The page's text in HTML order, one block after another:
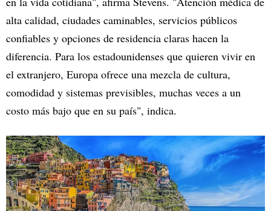
alta calidad, ciudades caminables, servicios públicos
confiables y opciones de residencia claras hacen la
diferencia. Para los estadounidenses que quieren vivir en
el extranjero, Europa ofrece una mezcla de cultura,
comodidad y sistemas previsibles, muchas veces a un
costo más bajo que en su país", indica.